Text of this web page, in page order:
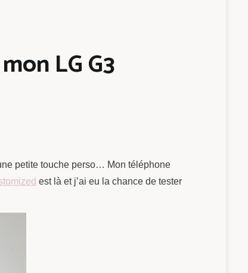
LG G3
petite touche perso… Mon téléphone
est là et j’ai eu la chance de tester